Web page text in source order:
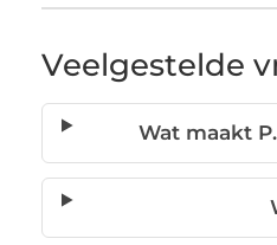
Veelgestelde
Wat maakt